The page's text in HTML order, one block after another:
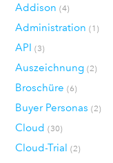
Addison (4)
Administration (1)
API (3)
Auszeichnung (2)
Broschüre (6)
Buyer Personas (2)
Cloud (30)
Cloud-Trial (2)